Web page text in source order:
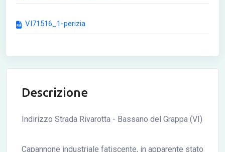
Descrizione
Indirizzo Strada Rivarotta - Bassano del Grappa (VI)
Capannone industriale fatiscente, in apparente stato
VI71516_1-perizia